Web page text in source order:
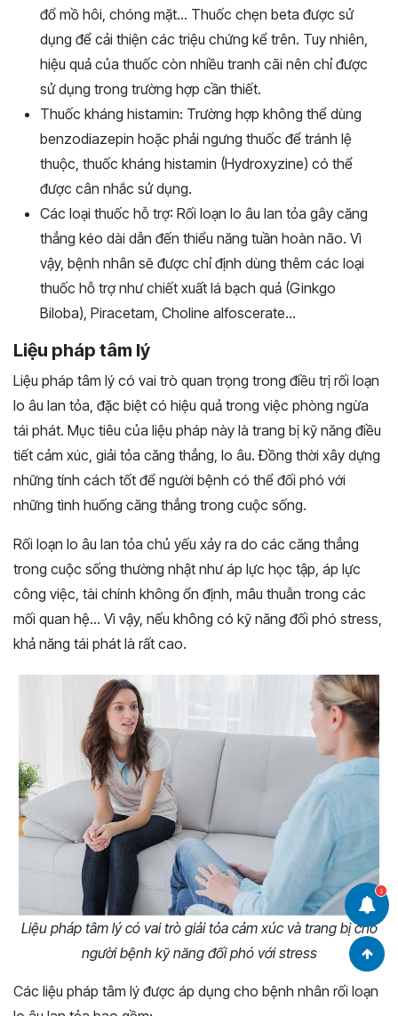
3
đổ mồ hôi, chóng mặt… Thuốc chẹn beta được sử
dụng để cải thiện các triệu chứng kể trên. Tuy nhiên,
hiệu quả của thuốc còn nhiều tranh cãi nên chỉ được
sử dụng trong trường hợp cần thiết.
Thuốc kháng histamin: Trường hợp không thể dùng
benzodiazepin hoặc phải ngưng thuốc để tránh lệ
thuộc, thuốc kháng histamin (Hydroxyzine) có thể
được cân nhắc sử dụng.
Các loại thuốc hỗ trợ: Rối loạn lo âu lan tỏa gây căng
thẳng kéo dài dẫn đến thiểu năng tuần hoàn não. Vì
vậy, bệnh nhân sẽ được chỉ định dùng thêm các loại
thuốc hỗ trợ như chiết xuất lá bạch quả (Ginkgo
Biloba), Piracetam, Choline alfoscerate…
Liệu pháp tâm lý
Liệu pháp tâm lý có vai trò quan trọng trong điều trị rối loạn
lo âu lan tỏa, đặc biệt có hiệu quả trong việc phòng ngừa
tái phát. Mục tiêu của liệu pháp này là trang bị kỹ năng điều
tiết cảm xúc, giải tỏa căng thẳng, lo âu. Đồng thời xây dựng
những tính cách tốt để người bệnh có thể đối phó với
những tình huống căng thẳng trong cuộc sống.
Rối loạn lo âu lan tỏa chủ yếu xảy ra do các căng thẳng
trong cuộc sống thường nhật như áp lực học tập, áp lực
công việc, tài chính không ổn định, mâu thuẫn trong các
mối quan hệ… Vì vậy, nếu không có kỹ năng đối phó stress,
khả năng tái phát là rất cao.
Liệu pháp tâm lý có vai trò giải tỏa cảm xúc và trang bị cho
người bệnh kỹ năng đối phó với stress
Các liệu pháp tâm lý được áp dụng cho bệnh nhân rối loạn